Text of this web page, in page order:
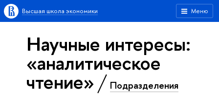
Меню
Высшая школа экономики
Научные интересы:
«аналитическое
чтение» Подразделения